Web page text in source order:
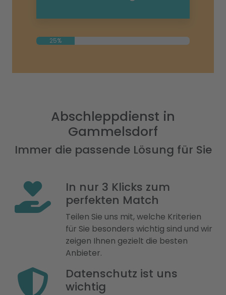
25%
Abschleppdienst in
Gammelsdorf
Immer die passende Lösung für Sie
In nur 3 Klicks zum
perfekten Match
Teilen Sie uns mit, welche Kriterien
für Sie besonders wichtig sind und wir
zeigen Ihnen gezielt die besten
Anbieter.
Datenschutz ist uns
wichtig